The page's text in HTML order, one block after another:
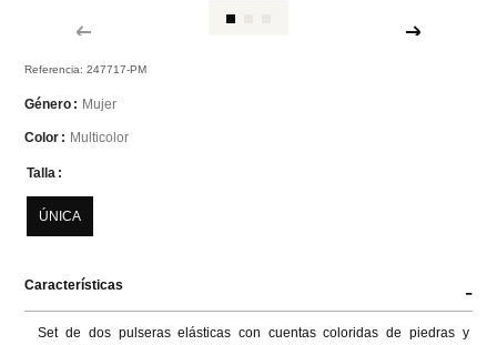
Referencia:247717-PM
Género Mujer
Color Multicolor
Talla
ÚNICA
Características -
Set de dos pulseras elásticas con cuentas coloridas de piedras y